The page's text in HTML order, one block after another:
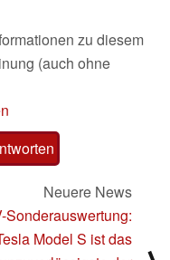
zu diesem
(auch ohne
Neuere News
Sonderauswertung:
Model S ist das